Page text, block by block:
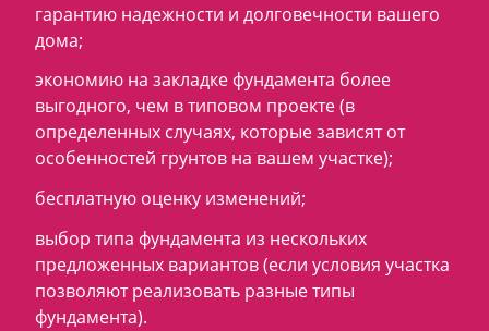
гарантию надежности и долговечности вашего
дома;
экономию на закладке фундамента более
выгодного, чем в типовом проекте (в
определенных случаях, которые зависят от
особенностей грунтов на вашем участке);
бесплатную оценку изменений;
выбор типа фундамента из нескольких
предложенных вариантов (если условия участка
позволяют реализовать разные типы
фундамента).